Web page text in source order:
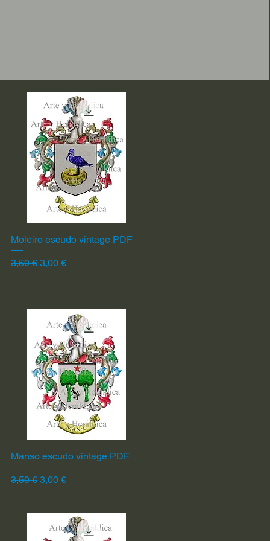
Vista rápida
Moleiro escudo vintage PDF
Precio
3,50 € Precio de oferta
3,00 €
Vista rápida
Manso escudo vintage PDF
Precio
3,50 € Precio de oferta
3,00 €